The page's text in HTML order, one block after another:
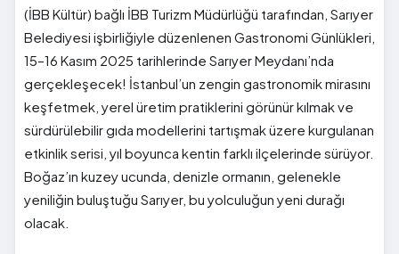
(İBB Kültür) bağlı İBB Turizm Müdürlüğü tarafından, Sarıyer
Belediyesi işbirliğiyle düzenlenen Gastronomi Günlükleri,
15–16 Kasım 2025 tarihlerinde Sarıyer Meydanı’nda
gerçekleşecek! İstanbul’un zengin gastronomik mirasını
keşfetmek, yerel üretim pratiklerini görünür kılmak ve
sürdürülebilir gıda modellerini tartışmak üzere kurgulanan
etkinlik serisi, yıl boyunca kentin farklı ilçelerinde sürüyor.
Boğaz’ın kuzey ucunda, denizle ormanın, gelenekle
yeniliğin buluştuğu Sarıyer, bu yolculuğun yeni durağı
olacak.